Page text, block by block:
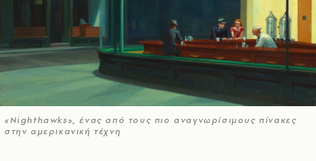
«Nighthawks», ένας από τους πιο αναγνωρίσιμους πίνακες
στην αμερικανική τέχνη